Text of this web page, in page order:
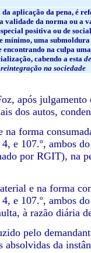
aplicação da pena, é
da norma ou a
positiva ou de
uma
na culpa
cabendo a esta
na sociedade
após
dos autos,
forma
e 107.º, ambos
por RGIT), na
e na forma
e 107.º, ambos
à razão diária
pelo
absolvidas da